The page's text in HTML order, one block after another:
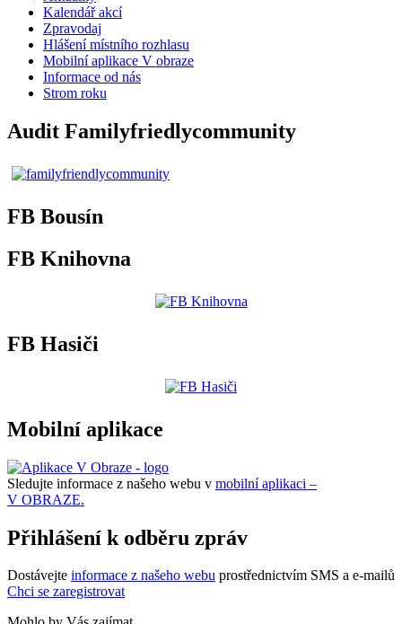
Kalendář akcí
Zpravodaj
Hlášení místního rozhlasu
Mobilní aplikace V obraze
Informace od nás
Strom roku
Audit Familyfriedlycommunity
FB Bousín
FB Knihovna
FB Hasiči
Mobilní aplikace
Sledujte informace z našeho webu v mobilní aplikaci –
V OBRAZE.
Přihlášení k odběru zpráv
Dostávejte informace z našeho webu prostřednictvím SMS a e-mailů
Chci se zaregistrovat